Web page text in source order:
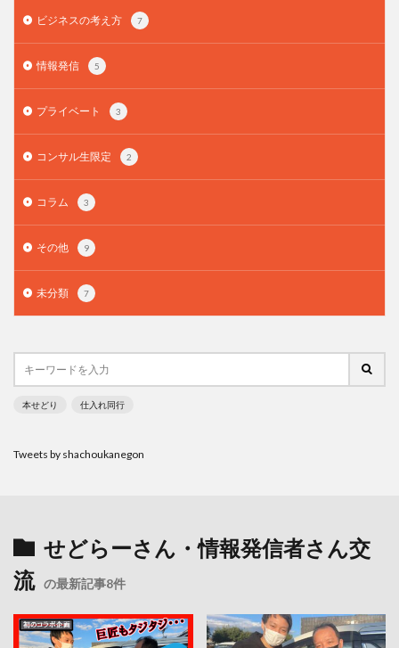
ビジネスの考え方 7
情報発信 5
プライベート 3
コンサル生限定 2
コラム 3
その他 9
未分類 7
本せどり 仕入れ同行
Tweets by shachoukanegon
せどらーさん・情報発信者さん交
流 の最新記事8件